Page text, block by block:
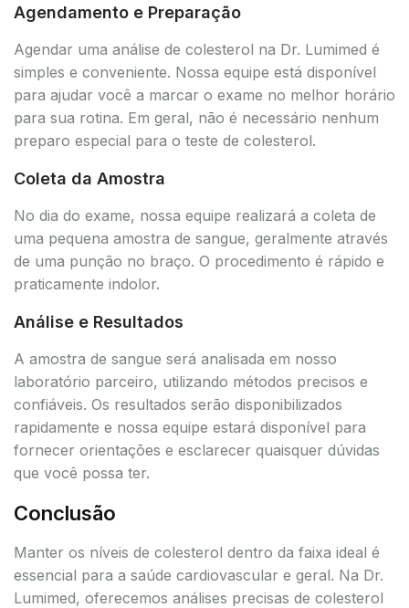
Agendamento e Preparação
Agendar uma análise de colesterol na Dr. Lumimed é
simples e conveniente. Nossa equipe está disponível
para ajudar você a marcar o exame no melhor horário
para sua rotina. Em geral, não é necessário nenhum
preparo especial para o teste de colesterol.
Coleta da Amostra
No dia do exame, nossa equipe realizará a coleta de
uma pequena amostra de sangue, geralmente através
de uma punção no braço. O procedimento é rápido e
praticamente indolor.
Análise e Resultados
A amostra de sangue será analisada em nosso
laboratório parceiro, utilizando métodos precisos e
confiáveis. Os resultados serão disponibilizados
rapidamente e nossa equipe estará disponível para
fornecer orientações e esclarecer quaisquer dúvidas
que você possa ter.
Conclusão
Manter os níveis de colesterol dentro da faixa ideal é
essencial para a saúde cardiovascular e geral. Na Dr.
Lumimed, oferecemos análises precisas de colesterol